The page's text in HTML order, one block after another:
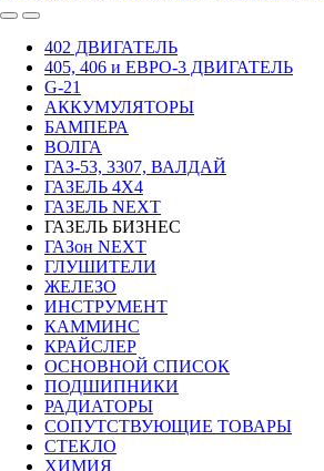
402 ДВИГАТЕЛЬ
405, 406 и ЕВРО-3 ДВИГАТЕЛЬ
G-21
АККУМУЛЯТОРЫ
БАМПЕРА
ВОЛГА
ГАЗ-53, 3307, ВАЛДАЙ
ГАЗЕЛЬ 4Х4
ГАЗЕЛЬ NEXT
ГАЗЕЛЬ БИЗНЕС
ГАЗон NEXT
ГЛУШИТЕЛИ
ЖЕЛЕЗО
ИНСТРУМЕНТ
КАММИНС
КРАЙСЛЕР
ОСНОВНОЙ СПИСОК
ПОДШИПНИКИ
РАДИАТОРЫ
СОПУТСТВУЮЩИЕ ТОВАРЫ
СТЕКЛО
ХИМИЯ